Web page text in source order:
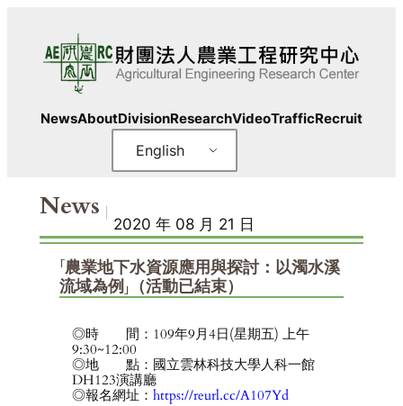
content
NewsAboutDivisionResearchVideoTrafficRecruit
English
News ｜
2020 年 08 月 21 日
「農業地下水資源應用與探討：以濁水溪
流域為例」（活動已結束）
◎時 間：109年9月4日(星期五) 上午
9:30~12:00
◎地 點：國立雲林科技大學人科一館
DH123演講廳
◎報名網址： https://reurl.cc/A107Yd